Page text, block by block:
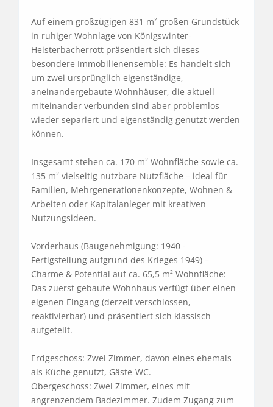
Auf einem großzügigen 831 m² großen Grundstück
in ruhiger Wohnlage von Königswinter-
Heisterbacherrott präsentiert sich dieses
besondere Immobilienensemble: Es handelt sich
um zwei ursprünglich eigenständige,
aneinandergebaute Wohnhäuser, die aktuell
miteinander verbunden sind aber problemlos
wieder separiert und eigenständig genutzt werden
können.
Insgesamt stehen ca. 170 m² Wohnfläche sowie ca.
135 m² vielseitig nutzbare Nutzfläche – ideal für
Familien, Mehrgenerationenkonzepte, Wohnen &
Arbeiten oder Kapitalanleger mit kreativen
Nutzungsideen.
Vorderhaus (Baugenehmigung: 1940 -
Fertigstellung aufgrund des Krieges 1949) –
Charme & Potential auf ca. 65,5 m² Wohnfläche:
Das zuerst gebaute Wohnhaus verfügt über einen
eigenen Eingang (derzeit verschlossen,
reaktivierbar) und präsentiert sich klassisch
aufgeteilt.
Erdgeschoss: Zwei Zimmer, davon eines ehemals
als Küche genutzt, Gäste-WC.
Obergeschoss: Zwei Zimmer, eines mit
angrenzendem Badezimmer. Zudem Zugang zum